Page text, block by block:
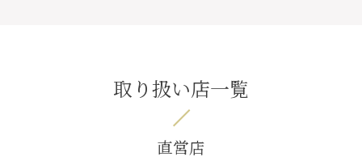
取り扱い店一覧
直営店